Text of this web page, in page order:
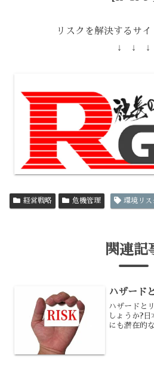
リスクを解決するサイ
↓ ↓ ↓
経営戦略 危機管理 環境リス
関連記
ハザード
ハザードと
しょうか?
にも潜在的